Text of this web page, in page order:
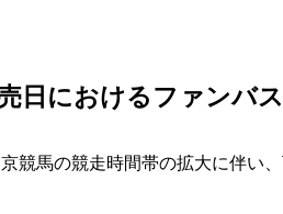
日におけるファンバ
競馬の競走時間帯の拡大に伴い、